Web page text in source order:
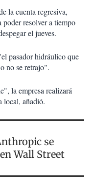
la cuenta regresiva,
resolver a tiempo
el jueves.
pasador hidráulico que
no se retrajo".
la empresa realizará
local, añadió.
se
Wall Street